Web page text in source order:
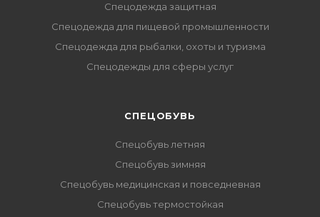
Спецодежда защитная
Спецодежда для пищевой промышленности
Спецодежда для рыбалки, охоты и туризма
Спецодежды для сферы услуг
CПЕЦОБУВЬ
Спецобувь летняя
Спецобувь зимняя
Спецобувь медицинская и повседневная
Спецобувь термостойкая